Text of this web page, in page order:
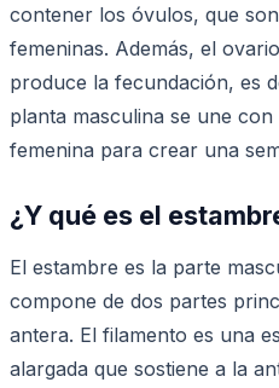
contener los óvulos, que
femeninas. Además, el
produce la fecundación, es
planta masculina se une
femenina para crear una
¿Y qué es el
El estambre es la parte
compone de dos partes
antera. El filamento es una
alargada que sostiene a la